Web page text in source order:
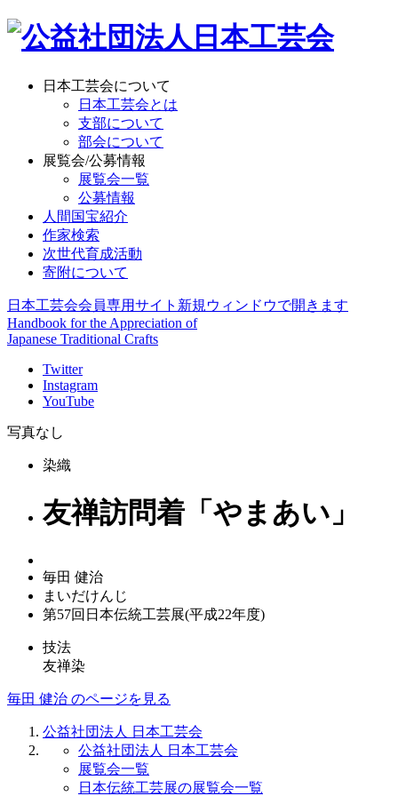
日本工芸会について
日本工芸会とは
支部について
部会について
展覧会/公募情報
展覧会一覧
公募情報
人間国宝紹介
作家検索
次世代育成活動
寄附について
日本工芸会会員専用サイト 新規ウィンドウで開きます
Handbook for the Appreciation of
Japanese Traditional Crafts
Twitter
Instagram
YouTube
写真なし
染織
友禅訪問着「やまあい」
毎田 健治
まいだけんじ
第57回日本伝統工芸展(平成22年度)
技法
友禅染
毎田 健治 のページを見る
公益社団法人 日本工芸会
公益社団法人 日本工芸会
展覧会一覧
日本伝統工芸展の展覧会一覧